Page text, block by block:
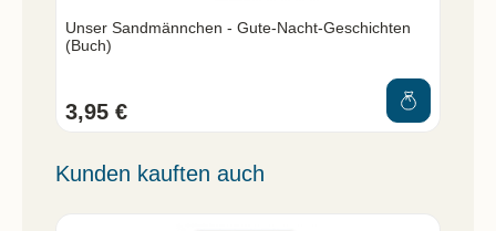
Unser Sandmännchen - Gute-Nacht-Geschichten
(Buch)
3,95 €
Kunden kauften auch